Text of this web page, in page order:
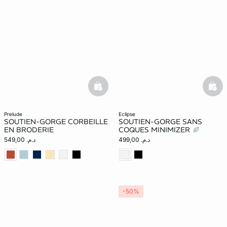
prelude
SOUTIEN-GORGE CORBEILLE
EN BRODERIE
د.م. 549,00
basketfull
eclipse
SOUTIEN-GORGE SANS
COQUES MINIMIZER
د.م. 499,00
-50%